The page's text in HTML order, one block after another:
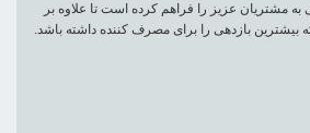
مشتریان عزیز را فراهم کرده است تا علاوه بر
بیشترین بازدهی را برای مصرف کننده داشته باشد.